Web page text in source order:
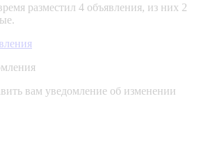
разместил 4 объявления, из них 2
вам уведомление об изменении